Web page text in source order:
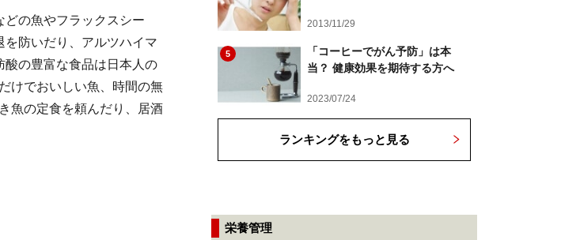
の魚やフラックスシー
を防いだり、アルツハイマ
酸の豊富な食品は日本人の
けでおいしい魚、時間の無
魚の定食を頼んだり、居酒
2013/11/29
5
「コーヒーでがん予防」は本
当？ 健康効果を期待する方へ
2023/07/24
ランキングをもっと見る
栄養管理